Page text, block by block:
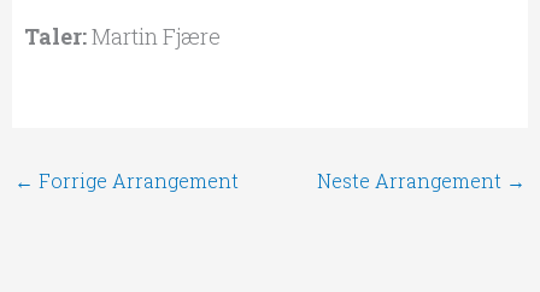
Taler:Martin Fjære
← Forrige Arrangement Neste Arrangement →